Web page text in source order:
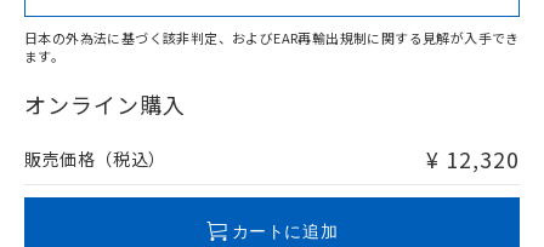
在庫等で未対応品が混在する可能性があります。
問い合わせください。
日本の外為法に基づく該非判定、およびEAR再輸出規制に関する見解が入手でき
ます。
オンライン購入
販売価格（税込） ¥ 12,320
カートに追加